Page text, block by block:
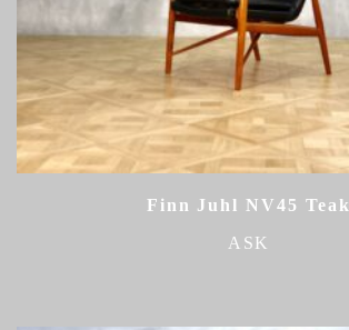
Finn Juhl NV45 Teak
ASK